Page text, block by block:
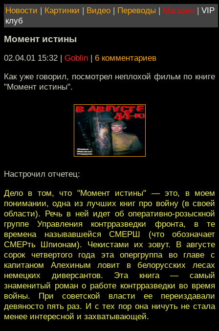
Новости | Картинки | Видео | Переводы | Магазин | VIP
клуб
Момент истины
02.04.01 15:32 | Goblin | 6 комментариев
Как уже говорил, посмотрел неплохой фильм по книге
"Момент истины".
Настрочил отчетец:
Дело в том, что "Момент истины" — это, в моем
понимании, одна из лучших книг про войну (в своей
области). Речь в ней идет об оперативно-розыскной
группе Управления контрразведки фронта, в те
времена называвшейся СМЕРШ (что обозначает
СМЕРть Шпионам). Чекистами их зовут. В августе
сорок четвертого года эта опергруппа во главе с
капитаном Алехиным ловит в белорусских лесах
немецких диверсантов. Эта книга — самый
знаменитый роман о работе контрразведки во время
войны. При советской власти ее переиздавали
девяносто пять раз. И с тех пор она ничуть не стала
менее интересной и захватывающей.